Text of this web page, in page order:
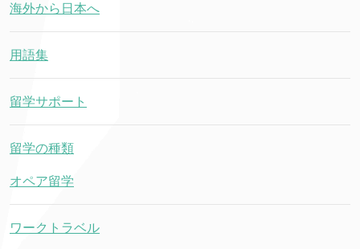
海外から日本へ
用語集
留学サポート
留学の種類
オペア留学
ワークトラベル